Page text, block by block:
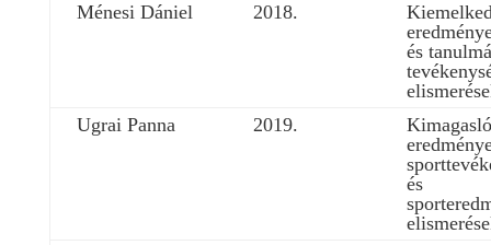
Ménesi Dániel
2018.
és
Ugrai Panna
2019.
és